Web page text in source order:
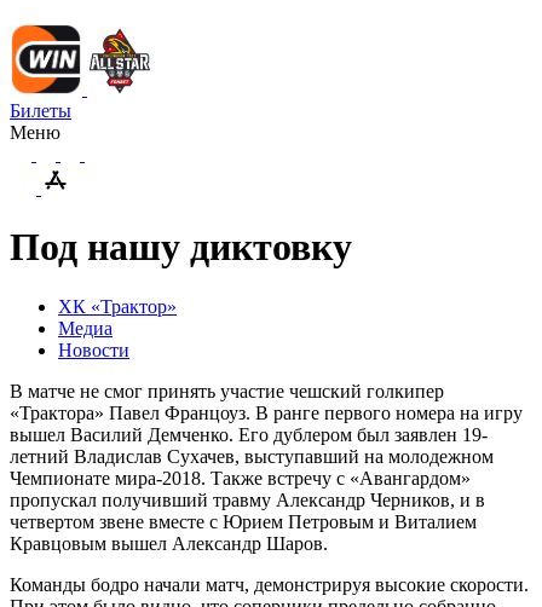
Билеты
Меню
Под нашу диктовку
ХК «Трактор»
Медиа
Новости
В матче не смог принять участие чешский голкипер
«Трактора» Павел Францоуз. В ранге первого номера на игру
вышел Василий Демченко. Его дублером был заявлен 19-
летний Владислав Сухачев, выступавший на молодежном
Чемпионате мира-2018. Также встречу с «Авангардом»
пропускал получивший травму Александр Черников, и в
четвертом звене вместе с Юрием Петровым и Виталием
Кравцовым вышел Александр Шаров.
Команды бодро начали матч, демонстрируя высокие скорости.